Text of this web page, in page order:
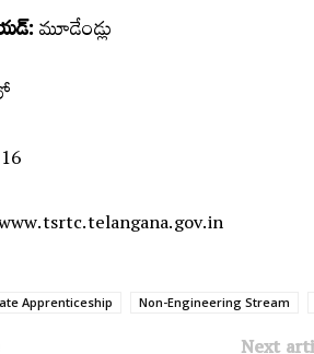
మూడేండ్లు
Apprenticeship Non-Engineering Stream